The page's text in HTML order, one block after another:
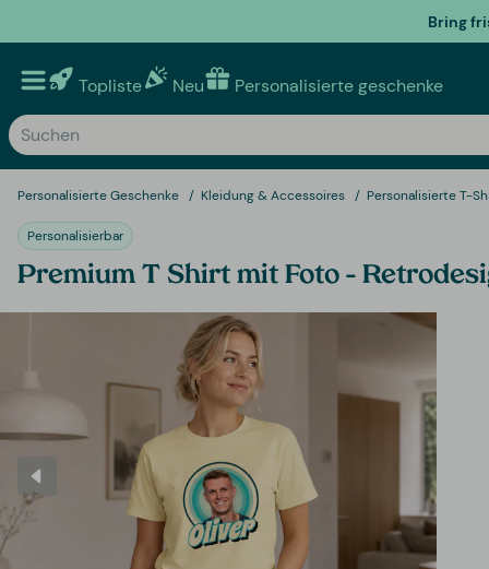
Bring
Topliste Neu Personalisierte geschenke
Personalisierte Geschenke Kleidung & Accessoires Personalisierte T-
Personalisierbar
Premium T Shirt mit Foto –